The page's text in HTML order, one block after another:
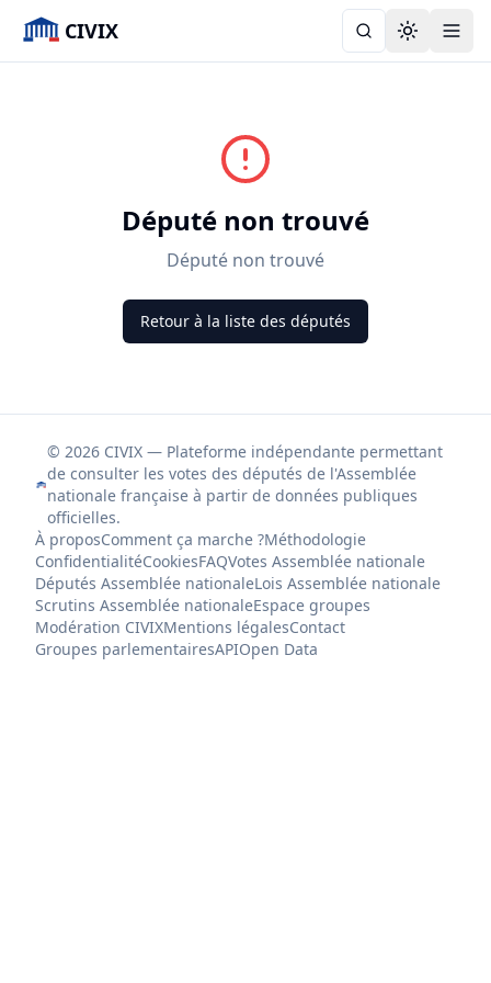
CIVIX Toggle
Député non trouvé
Député non trouvé
Retour à la liste des députés
© 2026 CIVIX — Plateforme indépendante permettant
de consulter les votes des députés de l'Assemblée
nationale française à partir de données publiques
officielles.
À proposComment ça marche ?Méthodologie
ConfidentialitéCookiesFAQVotes Assemblée nationale
Députés Assemblée nationaleLois Assemblée nationale
Scrutins Assemblée nationaleEspace groupes
Modération CIVIXMentions légalesContact
Groupes parlementairesAPIOpen Data